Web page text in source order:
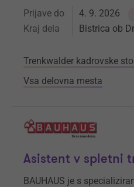
Prijave do 4. 9. 2026
Kraj dela Bistrica ob
Trenkwalder kadrovske
Vsa delovna mesta
Asistent v spletni
BAUHAUS je s